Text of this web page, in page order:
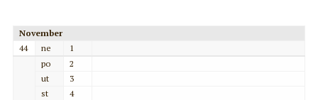
November
44
ne 1
po
2
ut
3
st
4